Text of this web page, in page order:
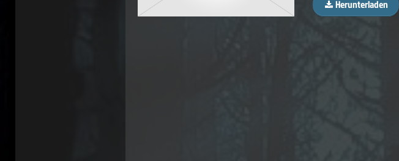
Herunterladen